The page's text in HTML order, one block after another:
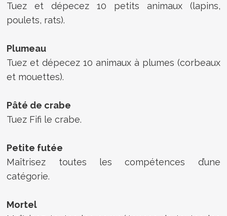
Tuez et dépecez 10 petits animaux (lapins,
poulets, rats).
Plumeau
Tuez et dépecez 10 animaux à plumes (corbeaux
et mouettes).
Pâté de crabe
Tuez Fifi le crabe.
Petite futée
Maîtrisez toutes les compétences d’une
catégorie.
Mortel